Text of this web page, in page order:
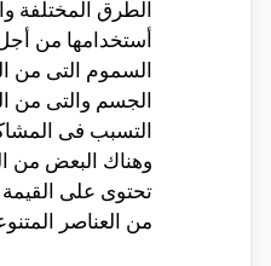
الطرق المختلفة
أستخدامها من
السموم التى من
الجسم والتى من
التسبب فى
وهناك البعض من
تحتوى على القيمة
من العناصر